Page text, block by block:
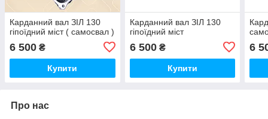
Карданний вал ЗІЛ 130
гіпоїдний міст ( самосвал )
6 500 ₴
Купити
Карданний вал ЗІЛ 130
гіпоїдний міст
6 500₴
Купити
6
Про нас